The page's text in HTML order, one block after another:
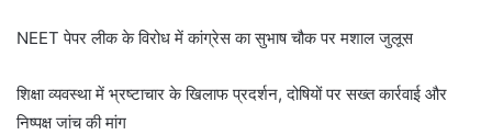
NEET पेपर लीक के विरोध में कांग्रेस का सुभाष चौक पर मशाल जुलूस
शिक्षा व्यवस्था में भ्रष्टाचार के खिलाफ प्रदर्शन, दोषियों पर सख्त कार्रवाई और
निष्पक्ष जांच की मांग